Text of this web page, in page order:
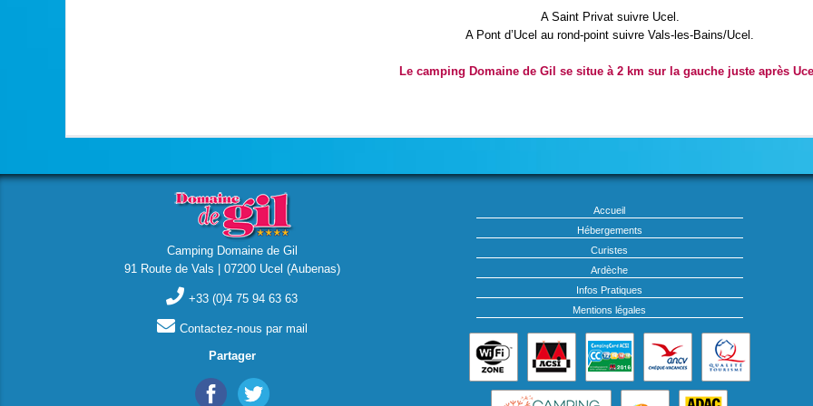
A Saint Privat suivre Ucel.
A Pont d’Ucel au rond-point suivre Vals-les-Bains/Ucel.
Le camping Domaine de Gil se situe à 2 km sur la gauche juste après
Camping Domaine de Gil
91 Route de Vals | 07200 Ucel (Aubenas)
+33 (0)4 75 94 63 63
Contactez-nous par mail
Partager
Accueil
Hébergements
Curistes
Ardèche
Infos Pratiques
Mentions légales